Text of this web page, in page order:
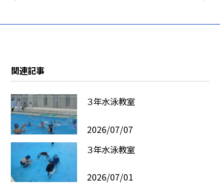
関連記事
３年水泳教室
2026/07/07
３年水泳教室
2026/07/01